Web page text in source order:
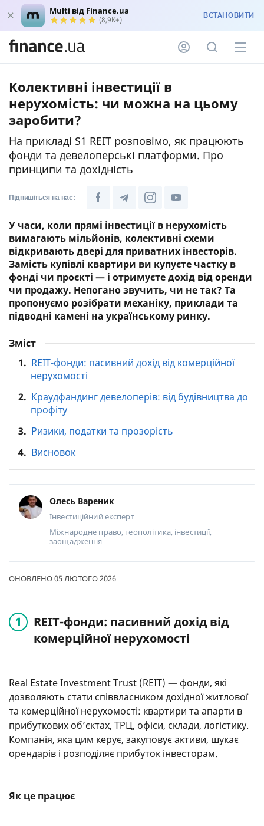
Multi від Finance.ua
(8,9K+) ВСТАНОВИТИ
Колективні інвестиції в
нерухомість: чи можна на цьому
заробити?
На прикладі S1 REIT розповімо, як працюють
фонди та девелоперські платформи. Про
принципи та дохідність
Підпишіться на нас:
У часи, коли прямі інвестиції в нерухомість
вимагають мільйонів, колективні схеми
відкривають двері для приватних інвесторів.
Замість купівлі квартири ви купуєте частку в
фонді чи проєкті — і отримуєте дохід від оренди
чи продажу. Непогано звучить, чи не так? Та
пропонуємо розібрати механіку, приклади та
підводні камені на українському ринку.
Зміст
1. REIT-фонди: пасивний дохід від комерційної
нерухомості
2. Краудфандинг девелоперів: від будівництва до
профіту
3. Ризики, податки та прозорість
4. Висновок
Олесь Вареник
Інвестиційний експерт
Міжнародне право, геополітика, інвестиції,
заощадження
ОНОВЛЕНО 05 ЛЮТОГО 2026
REIT-фонди: пасивний дохід від
комерційної нерухомості
Real Estate Investment Trust (REIT) — фонди, які
дозволяють стати співвласником дохідної житлової
та комерційної нерухомості: квартири та апарти в
прибуткових об’єктах, ТРЦ, офіси, склади, логістику.
Компанія, яка цим керує, закуповує активи, шукає
орендарів і розподіляє прибуток інвесторам.
Як це працює